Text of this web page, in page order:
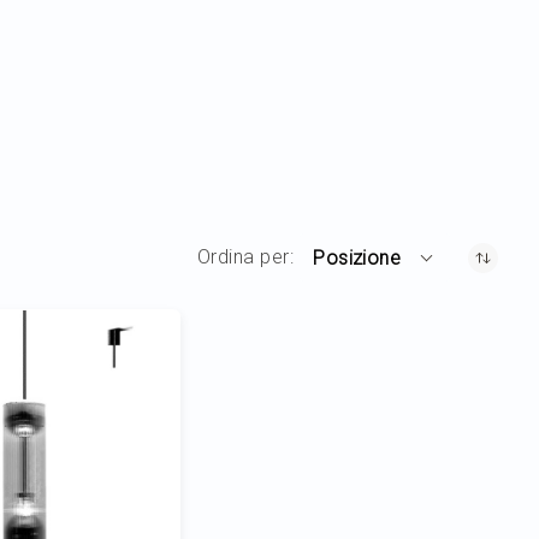
Ordina per Posizione